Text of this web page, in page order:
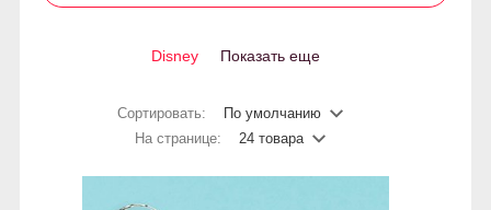
Disney Показать еще
Сортировать:
По умолчанию
На странице:
24 товара